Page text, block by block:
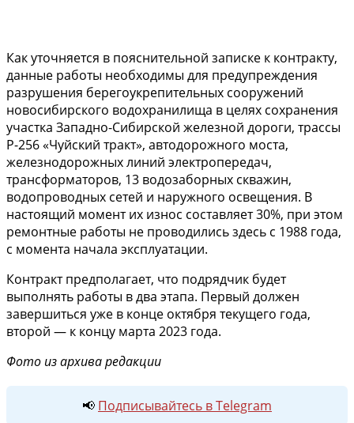
Как уточняется в пояснительной записке к контракту,
данные работы необходимы для предупреждения
разрушения берегоукрепительных сооружений
новосибирского водохранилища в целях сохранения
участка Западно-Сибирской железной дороги, трассы
Р-256 «Чуйский тракт», автодорожного моста,
железнодорожных линий электропередач,
трансформаторов, 13 водозаборных скважин,
водопроводных сетей и наружного освещения. В
настоящий момент их износ составляет 30%, при этом
ремонтные работы не проводились здесь с 1988 года,
с момента начала эксплуатации.
Контракт предполагает, что подрядчик будет
выполнять работы в два этапа. Первый должен
завершиться уже в конце октября текущего года,
второй — к концу марта 2023 года.
Фото из архива редакции
📢 Подписывайтесь в Telegram